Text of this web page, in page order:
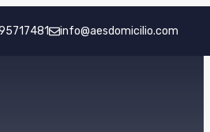
info@aesdomicilio.com